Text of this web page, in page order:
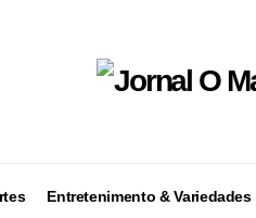
Entretenimento & Variedades